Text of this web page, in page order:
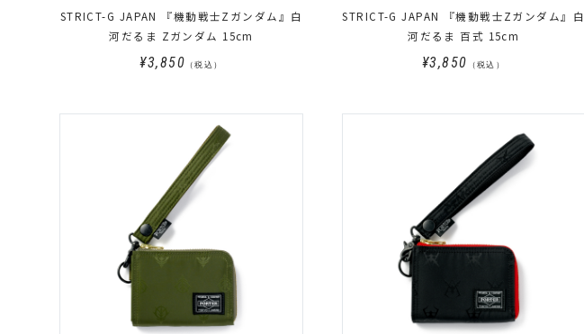
STRICT-G JAPAN 『機動戦士Zガンダム』白
河だるま Zガンダム 15cm
¥3,850 （税込）
STRICT-G JAPAN 『機動戦士Zガンダム』白
河だるま 百式 15cm
¥3,850 （税込）